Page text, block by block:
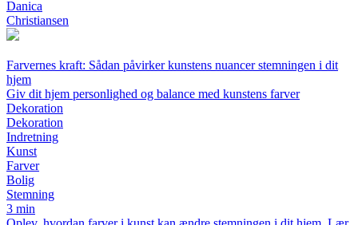
Danica
Christiansen
Farvernes kraft: Sådan påvirker kunstens nuancer stemningen i dit
hjem
Giv dit hjem personlighed og balance med kunstens farver
Dekoration
Dekoration
Indretning
Kunst
Farver
Bolig
Stemning
3 min